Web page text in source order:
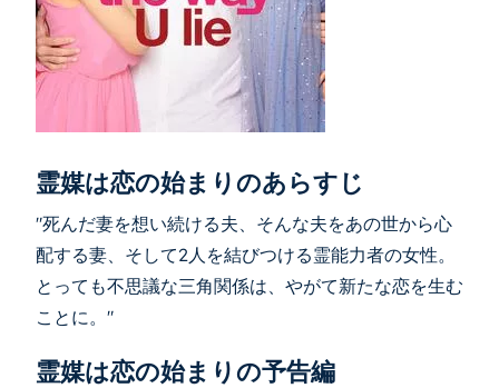
霊媒は恋の始まりのあらすじ
"死んだ妻を想い続ける夫、そんな夫をあの世から心
配する妻、そして2人を結びつける霊能力者の女性。
とっても不思議な三角関係は、やがて新たな恋を生む
ことに。"
霊媒は恋の始まりの予告編